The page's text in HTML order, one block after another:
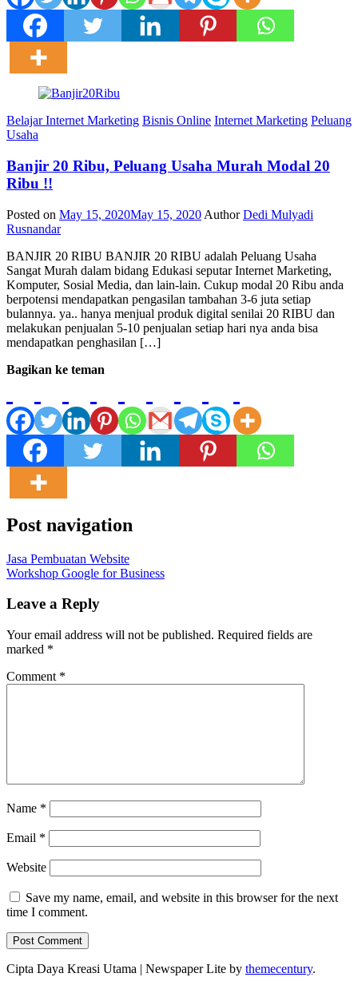
Belajar Internet Marketing Bisnis Online Internet Marketing Peluang
Usaha
Banjir 20 Ribu, Peluang Usaha Murah Modal 20
Ribu !!
Posted on May 15, 2020May 15, 2020 Author Dedi Mulyadi
Rusnandar
BANJIR 20 RIBU BANJIR 20 RIBU adalah Peluang Usaha
Sangat Murah dalam bidang Edukasi seputar Internet Marketing,
Komputer, Sosial Media, dan lain-lain. Cukup modal 20 Ribu anda
berpotensi mendapatkan pengasilan tambahan 3-6 juta setiap
bulannya. ya.. hanya menjual produk digital senilai 20 RIBU dan
melakukan penjualan 5-10 penjualan setiap hari nya anda bisa
mendapatkan penghasilan […]
Bagikan ke teman
Post navigation
Jasa Pembuatan Website
Workshop Google for Business
Leave a Reply
Your email address will not be published. Required fields are
marked *
Comment *
Name *
Email *
Website
Save my name, email, and website in this browser for the next
time I comment.
Cipta Daya Kreasi Utama | Newspaper Lite by themecentury.